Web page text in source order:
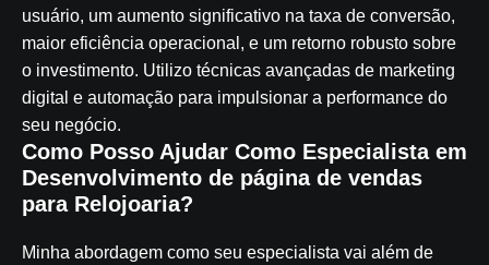
usuário, um aumento significativo na taxa de conversão,
maior eficiência operacional, e um retorno robusto sobre
o investimento. Utilizo técnicas avançadas de marketing
digital e automação para impulsionar a performance do
seu negócio.
Como Posso Ajudar Como Especialista em
Desenvolvimento de página de vendas
para Relojoaria?
Minha abordagem como seu especialista vai além de